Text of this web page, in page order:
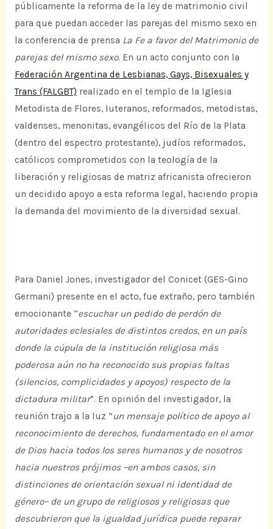
públicamente la reforma de la ley de matrimonio civil
para que puedan acceder las parejas del mismo sexo en
la conferencia de prensa La Fe a favor del Matrimonio de
parejas del mismo sexo. En un acto conjunto con la
Federación Argentina de Lesbianas, Gays, Bisexuales y
Trans (FALGBT) realizado en el templo de la Iglesia
Metodista de Flores, luteranos, reformados, metodistas,
valdenses, menonitas, evangélicos del Río de la Plata
(dentro del espectro protestante), judíos reformados,
católicos comprometidos con la teología de la
liberación y religiosas de matriz africanista ofrecieron
un decidido apoyo a esta reforma legal, haciendo propia
la demanda del movimiento de la diversidad sexual.
Para Daniel Jones, investigador del Conicet (GES-Gino
Germani) presente en el acto, fue extraño, pero también
emocionante “escuchar un pedido de perdón de
autoridades eclesiales de distintos credos, en un país
donde la cúpula de la institución religiosa más
poderosa aún no ha reconocido sus propias faltas
(silencios, complicidades y apoyos) respecto de la
dictadura militar”. En opinión del investigador, la
reunión trajo a la luz “un mensaje político de apoyo al
reconocimiento de derechos, fundamentado en el amor
de Dios hacia todos los seres humanos y de nosotros
hacia nuestros prójimos –en ambos casos, sin
distinciones de orientación sexual ni identidad de
género– de un grupo de religiosos y religiosas que
descubrieron que la igualdad jurídica puede reparar